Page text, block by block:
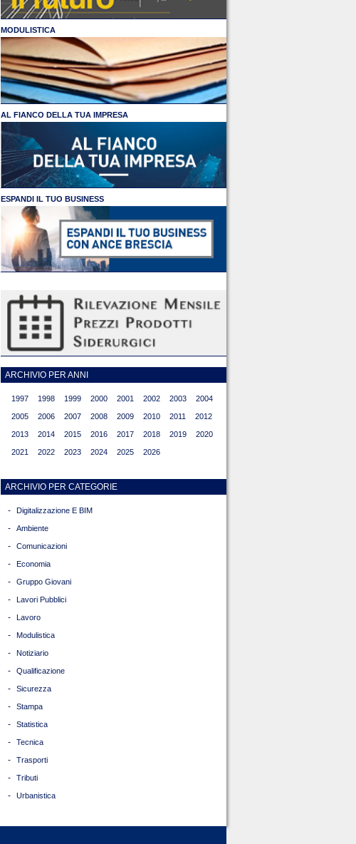
MODULISTICA
AL FIANCO DELLA TUA IMPRESA
ESPANDI IL TUO BUSINESS
ARCHIVIO PER ANNI
1997 1998 1999 2000 2001 2002 2003 2004
2005 2006 2007 2008 2009 2010 2011 2012
2013 2014 2015 2016 2017 2018 2019 2020
2021 2022 2023 2024 2025 2026
ARCHIVIO PER CATEGORIE
- Digitalizzazione E BIM
- Ambiente
- Comunicazioni
- Economia
- Gruppo Giovani
- Lavori Pubblici
- Lavoro
- Modulistica
- Notiziario
- Qualificazione
- Sicurezza
- Stampa
- Statistica
- Tecnica
- Trasporti
- Tributi
- Urbanistica